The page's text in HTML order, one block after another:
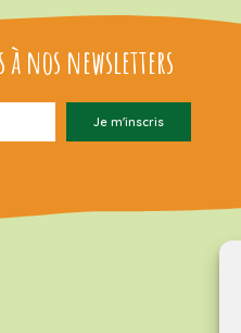
nos newsletters